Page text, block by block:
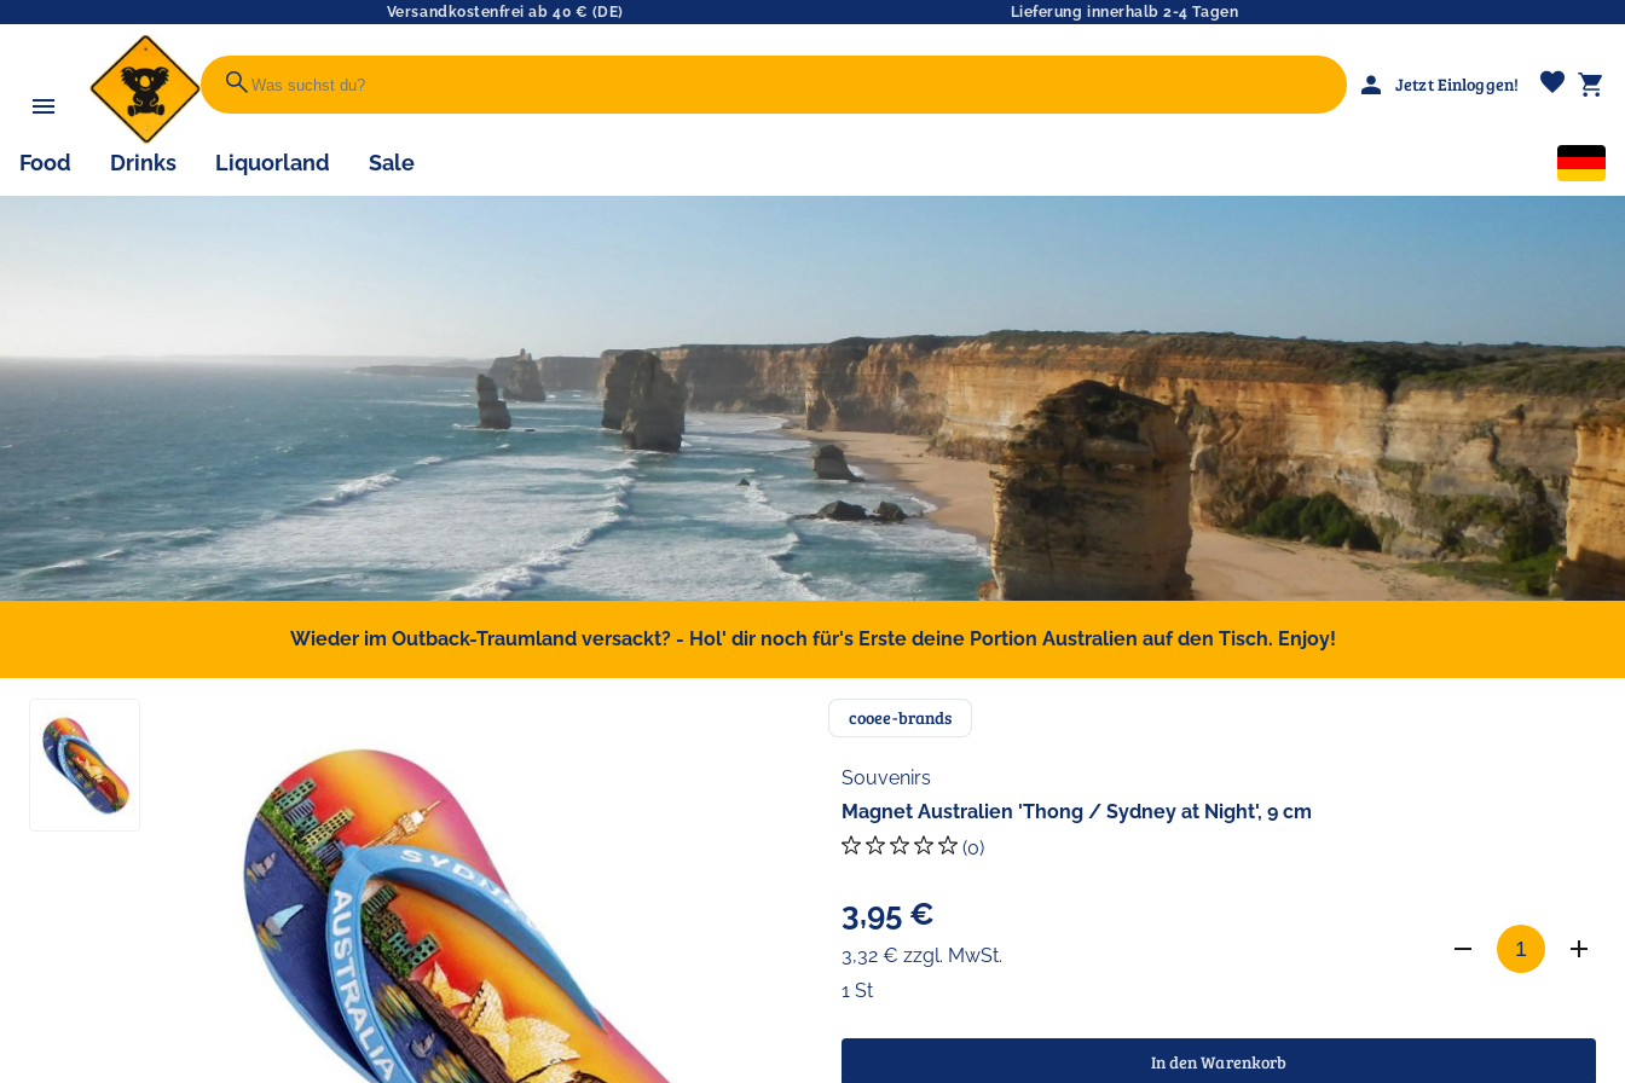
Versandkostenfrei ab 40 € (DE) Lieferung innerhalb 2-4 Tagen
search person Jetzt Einloggen! favorite shopping_cart
Food Drinks Liquorland Sale
Wieder im Outback-Traumland versackt? - Hol' dir noch für's Erste deine Portion Australien auf den Tisch. Enjoy!
cooee-brands
Souvenirs
Magnet Australien 'Thong / Sydney at Night', 9 cm
(0)
3,95 €
3,32 € zzgl. MwSt.
1 St
In den Warenkorb